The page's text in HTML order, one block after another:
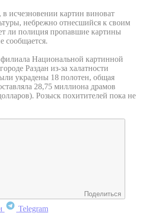
исчезновении картин виноват
небрежно отнесшийся к своим
ли полиция пропавшие картины
сообщается.
Национальной картинной
Раздан из-за халатности
украдены 18 полотен, общая
28,75 миллиона драмов
Розыск похитителей пока не
Поделиться
Telegram